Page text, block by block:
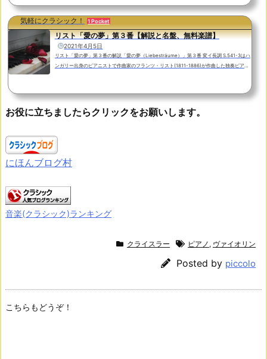
ち、散文、韻文作家として当時既に著書も出版している才媛でした。ほどなく恋に落ちた二
人でしたが、当時のエルガーは音楽教師などで生計を立てる貧しい駆け出しの作曲家。社会
的な身...
気軽にクラシック！ 1 Pocket
リスト「愛の夢」第３番【解説と名盤、無料楽譜】
2021年4月5日
リスト「愛の夢」第３番の解説「愛の夢（Liebesträume）」第３番 変イ長調 S.541-3はハ
ンガリー出身のピアニストで作曲家のフランツ・リスト(1811-1886)が作曲した独奏ピアノ
る第３番は特に有名で１８４５年、３４歳の時に作曲された歌曲「O lieb so lang du lieben
スト...
お役に立ちましたらクリックをお願いします。
にほんブログ村
音楽(クラシック)ランキング
クライスラー ピアノ , ヴァイオリン
Posted by piccolo
こちらもどうぞ！